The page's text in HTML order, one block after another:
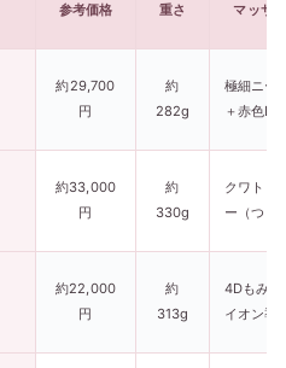
参考価格 重さ マッサ
約29,700
円
約
282g
極細ニー
＋赤色
約33,000
円
約
330g
クワトロ
ー（つま
約22,000
円
約
313g
4Dもみ
イオン導